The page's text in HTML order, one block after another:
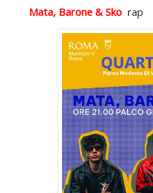
Mata, Barone & Sko rap